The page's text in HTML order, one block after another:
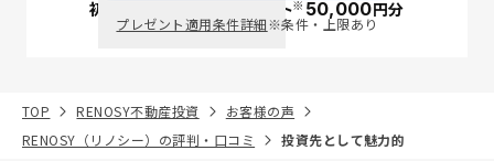
初回面談で ポイント※50,000円分
プレゼント適用条件詳細※条件・上限あり
TOP RENOSY不動産投資
お客様の声
RENOSY（リノシー）の評判・口コミ
投資先として魅力的